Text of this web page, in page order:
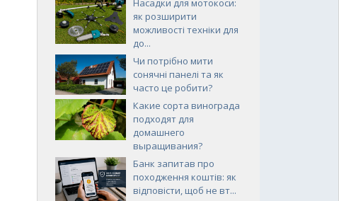
Насадки для мотокоси:
як розширити
можливості техніки для
до...
Чи потрібно мити
сонячні панелі та як
часто це робити?
Какие сорта винограда
подходят для
домашнего
выращивания?
Банк запитав про
походження коштів: як
відповісти, щоб не вт...